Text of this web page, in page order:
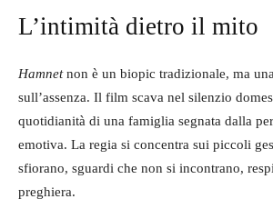
L’intimità dietro il mito
Hamnetnon è un biopic tradizionale, ma
sull’assenza. Il film scava nel silenzio
quotidianità di una famiglia segnata dalla
emotiva. La regia si concentra sui piccoli
sfiorano, sguardi che non si incontrano,
preghiera.